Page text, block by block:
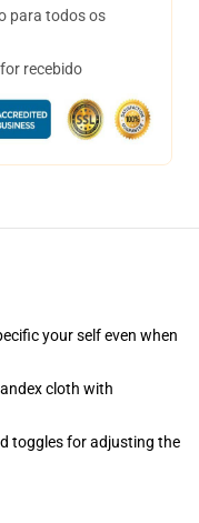
para todos os
recebido
your self even when
cloth with
toggles for adjusting the